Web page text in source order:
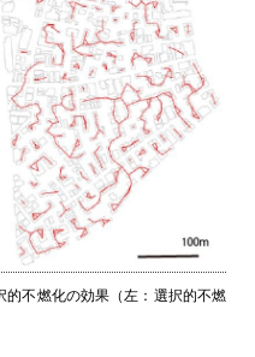
的不燃化の効果（左：選択的不燃